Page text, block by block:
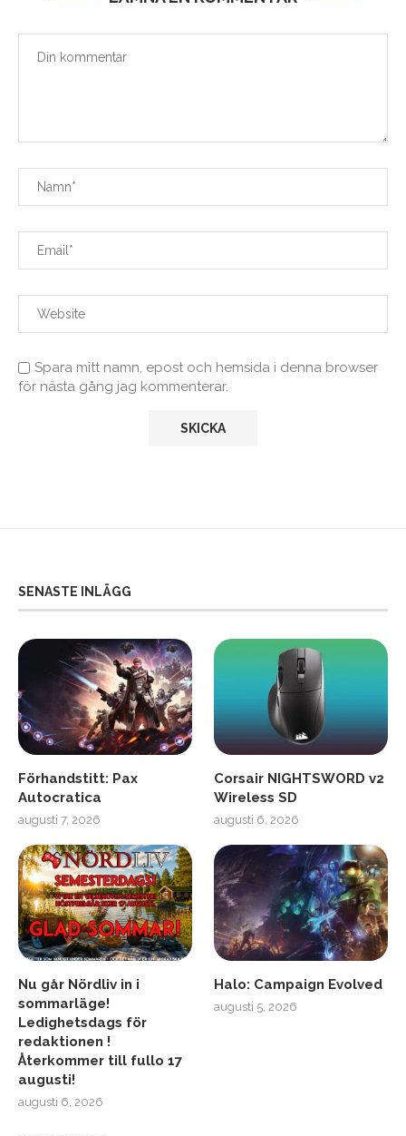
Spara mitt namn, epost och hemsida i denna browser
för nästa gång jag kommenterar.
SENASTE INLÄGG
Förhandstitt: Pax
Autocratica
augusti 7, 2026
Corsair NIGHTSWORD v2
Wireless SD
augusti 6, 2026
Nu går Nördliv in i
sommarläge!
Ledighetsdags för
redaktionen !
Återkommer till fullo 17
augusti!
augusti 6, 2026
Halo: Campaign Evolved
augusti 5, 2026